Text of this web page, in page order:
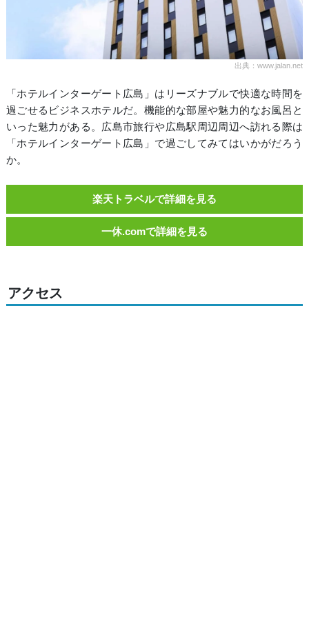
出典：www.jalan.net
「ホテルインターゲート広島」はリーズナブルで快適な時間を
過ごせるビジネスホテルだ。機能的な部屋や魅力的なお風呂と
いった魅力がある。広島市旅行や広島駅周辺周辺へ訪れる際は
「ホテルインターゲート広島」で過ごしてみてはいかがだろう
か。
楽天トラベルで詳細を見る
一休.comで詳細を見る
アクセス